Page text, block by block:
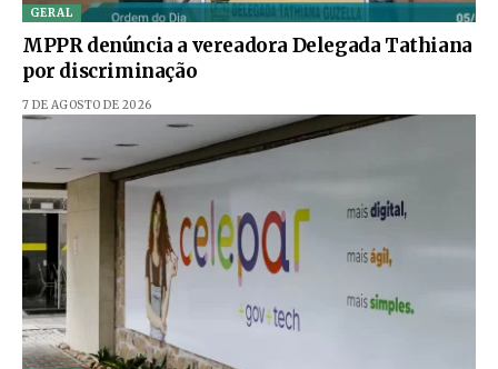
GERAL
MPPR denúncia a vereadora Delegada Tathiana
por discriminação
7 DE AGOSTO DE 2026